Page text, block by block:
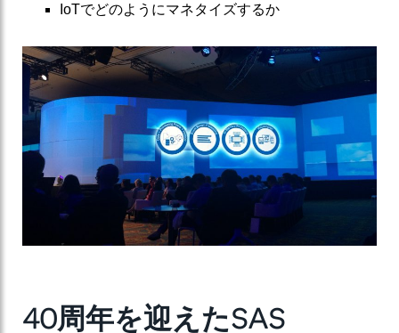
IoTでどのようにマネタイズするか
40周年を迎えたSAS